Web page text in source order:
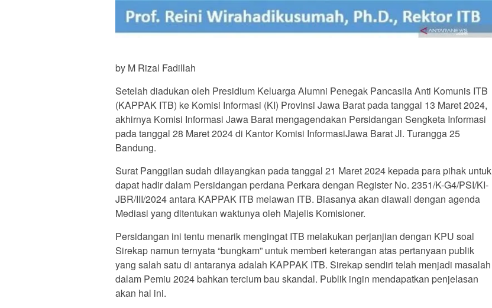
by M Rizal Fadillah
Setelah diadukan oleh Presidium Keluarga Alumni Penegak Pancasila Anti Komunis ITB
(KAPPAK ITB) ke Komisi Informasi (KI) Provinsi Jawa Barat pada tanggal 13 Maret 2024,
akhirnya Komisi Informasi Jawa Barat mengagendakan Persidangan Sengketa Informasi
pada tanggal 28 Maret 2024 di Kantor Komisi InformasiJawa Barat Jl. Turangga 25
Bandung.
Surat Panggilan sudah dilayangkan pada tanggal 21 Maret 2024 kepada para pihak untuk
dapat hadir dalam Persidangan perdana Perkara dengan Register No. 2351/K-G4/PSI/KI-
JBR/III/2024 antara KAPPAK ITB melawan ITB. Biasanya akan diawali dengan agenda
Mediasi yang ditentukan waktunya oleh Majelis Komisioner.
Persidangan ini tentu menarik mengingat ITB melakukan perjanjian dengan KPU soal
Sirekap namun ternyata “bungkam” untuk memberi keterangan atas pertanyaan publik
yang salah satu di antaranya adalah KAPPAK ITB. Sirekap sendiri telah menjadi masalah
dalam Pemiu 2024 bahkan tercium bau skandal. Publik ingin mendapatkan penjelasan
akan hal ini.